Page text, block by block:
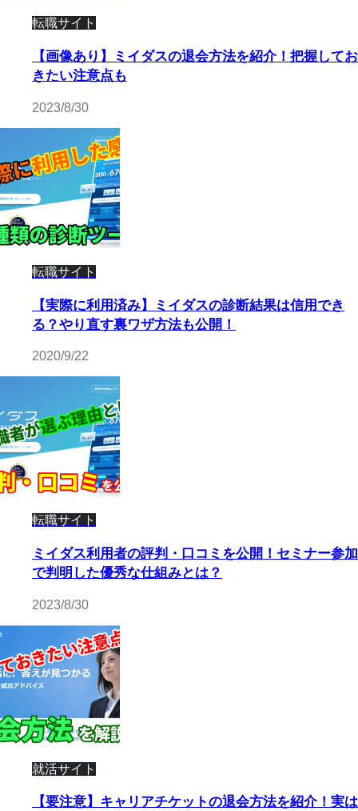
転職サイト
【画像あり】ミイダスの退会方法を紹介！把握してお
きたい注意点も
2023/8/30
転職サイト
【実際に利用済み】ミイダスの診断結果は信用でき
る？やり直す裏ワザ方法も公開！
2020/9/22
転職サイト
ミイダス利用者の評判・口コミを公開！セミナー参加
で判明した優秀な仕組みとは？
2023/8/30
就活サイト
【要注意】キャリアチケットの退会方法を紹介！実は